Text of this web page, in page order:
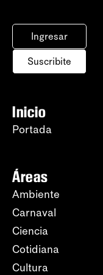
Ingresar
Suscribite
Inicio
Portada
Áreas
Ambiente
Carnaval
Ciencia
Cotidiana
Cultura